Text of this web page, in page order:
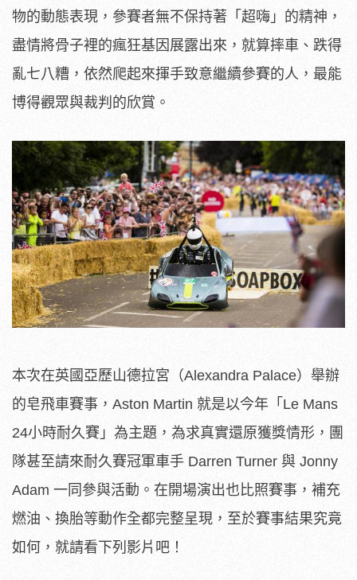
物的動態表現，參賽者無不保持著「超嗨」的精神，
盡情將骨子裡的瘋狂基因展露出來，就算摔車、跌得
亂七八糟，依然爬起來揮手致意繼續參賽的人，最能
博得觀眾與裁判的欣賞。
本次在英國亞歷山德拉宮（Alexandra Palace）舉辦
的皂飛車賽事，Aston Martin 就是以今年「Le Mans
24小時耐久賽」為主題，為求真實還原獲獎情形，團
隊甚至請來耐久賽冠軍車手 Darren Turner 與 Jonny
Adam 一同參與活動。在開場演出也比照賽事，補充
燃油、換胎等動作全都完整呈現，至於賽事結果究竟
如何，就請看下列影片吧！